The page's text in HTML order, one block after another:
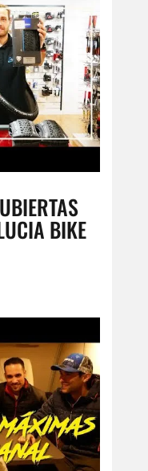
BIKE